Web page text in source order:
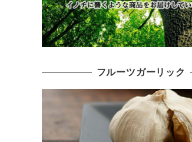
フルーツガーリック